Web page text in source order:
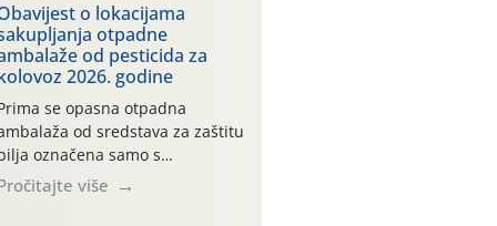
oko maksimalne vrijednosti od
200) jabuke se još i dobro,
drže. To, međutim, ne
dugoročni negativan
stresa na biljke, koji, ako
on ponavlja više godina […]
o lokacijama
otpadne
od pesticida za
2026. godine
se opasna otpadna
od sredstava za zaštitu
označena samo s
i oznakom
CROCPA EKO MODEL:
više